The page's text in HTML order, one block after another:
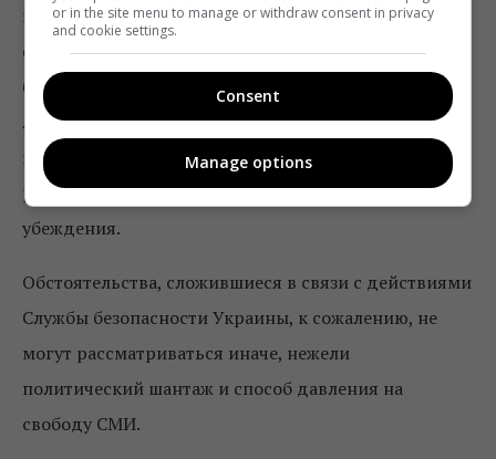
интересах политических партий или их ячеек или
отдельных политиков, должны действовать
беспристрастно, несмотря на частные интер си,
личное отношение к любым лиц, на свои
политические взгляды, идеологические,
религиозные или другие личные взгляды или
убеждения.
Обстоятельства, сложившиеся в связи с действиями
Службы безопасности Украины, к сожалению, не
могут рассматриваться иначе, нежели
политический шантаж и способ давления на
свободу СМИ.
or in the site menu to manage or withdraw consent in privacy
and cookie settings.
Consent
Manage options